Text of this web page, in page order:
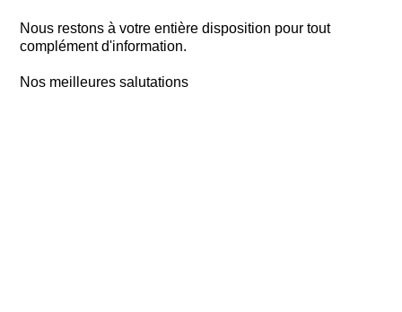
Nous restons à votre entière disposition pour tout
complément d'information.
Nos meilleures salutations